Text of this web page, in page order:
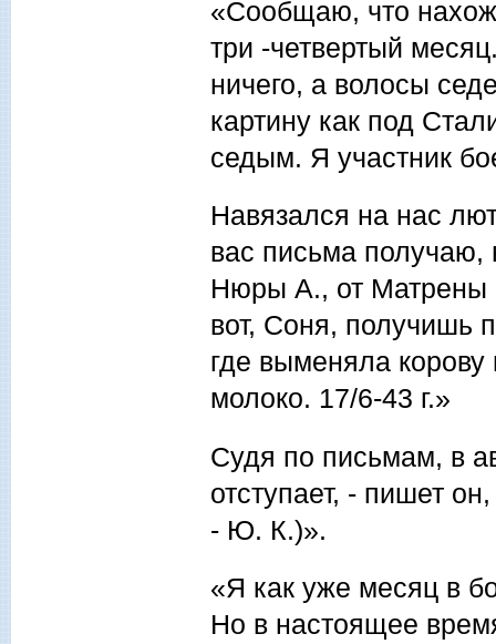
«Сообщаю, что
три -четвертый
ничего, а волосы
картину как под
седым. Я участник
Навязался на нас
вас письма
Нюры А., от Матрены
вот, Соня, получишь
где выменяла
молоко. 17/6-43 г.»
Судя по письмам, в
отступает, - пишет
- Ю. К.)».
«Я как уже месяц в
Но в настоящее